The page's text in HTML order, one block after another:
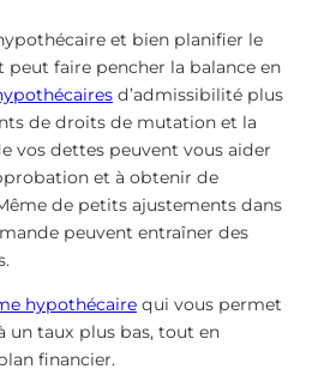
et bien planifier le
faire pencher la balance en
d’admissibilité plus
de droits de mutation et la
vos dettes peuvent vous aider
et à obtenir de
de petits ajustements dans
peuvent entraîner des
hypothécaire qui vous permet
un taux plus bas, tout en
financier.